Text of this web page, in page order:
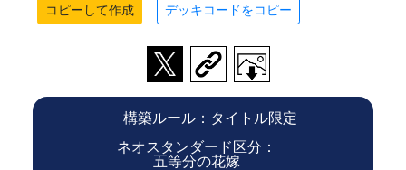
コピーして作成 デッキコードをコピー
構築ルール：タイトル限定
ネオスタンダード区分：
五等分の花嫁